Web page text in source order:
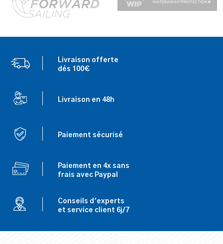
Livraison offerte
dés 100€
Livraison en 48h
Paiement sécurisé
Paiement en 4x sans
frais avec Paypal
Conseils d'experts
et service client 6j/7